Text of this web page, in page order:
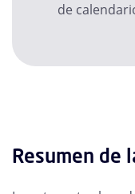
de
Resumen de